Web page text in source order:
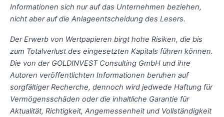
Informationen sich nur auf das Unternehmen beziehen,
nicht aber auf die Anlageentscheidung des Lesers.
Der Erwerb von Wertpapieren birgt hohe Risiken, die bis
zum Totalverlust des eingesetzten Kapitals führen können.
Die von der GOLDINVEST Consulting GmbH und ihre
Autoren veröffentlichten Informationen beruhen auf
sorgfältiger Recherche, dennoch wird jedwede Haftung für
Vermögensschäden oder die inhaltliche Garantie für
Aktualität, Richtigkeit, Angemessenheit und Vollständigkeit